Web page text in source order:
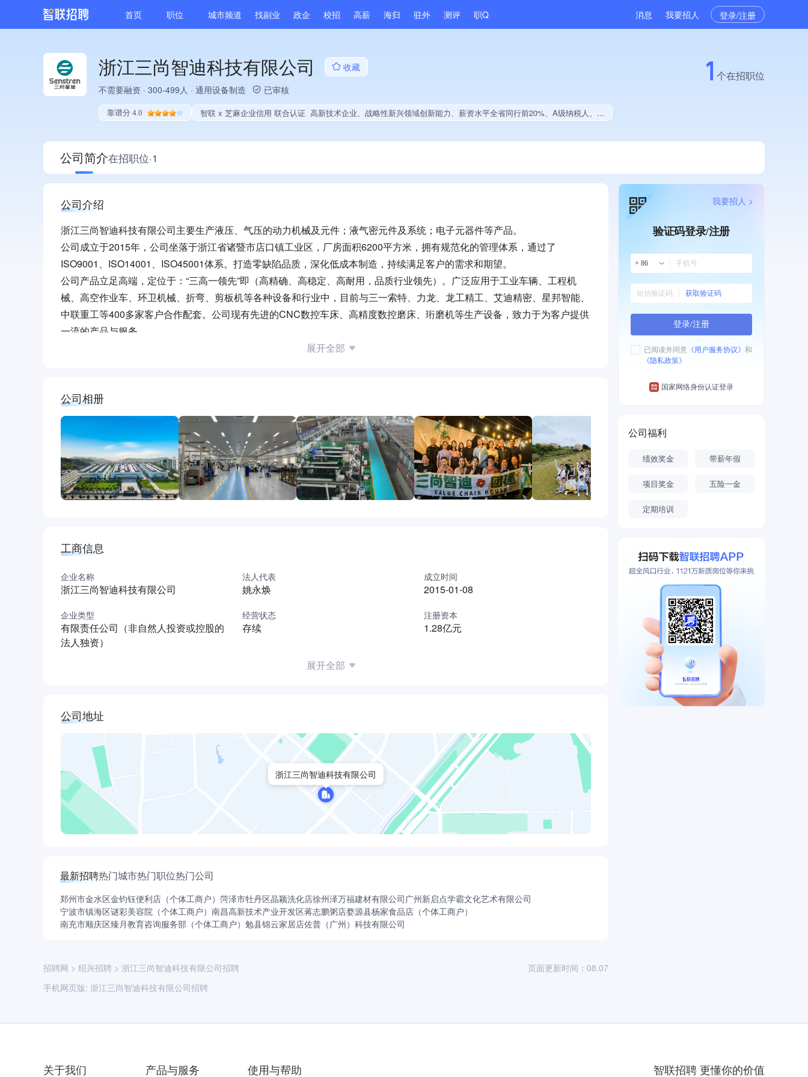
首页 职位 城市频道 找副业 政企 校招 高薪 海归 驻外 测评 职Q 消息 我要招人 登录/注册
浙江三尚智迪科技有限公司
收藏
不需要融资 · 300-499人 · 通用设备制造 已审核
靠谱分 4.0 智联 x 芝麻企业信用 联合认证 高新技术企业、战略性新兴领域创新能力、薪资水平全省同行前20%、A级纳税人、多产业布局、拥有节能环保技术、拥有发明专利、专利授权量同领域前100、技术布局行业领先、经营年限全国同行前10%、权威管理体系认证、创新型中小企业、大学生就业贡献、拥有绿色资质
1 个在招职位
公司简介在招职位·1
公司介绍
浙江三尚智迪科技有限公司主要生产液压、气压的动力机械及元件；液气密元件及系统；电子元器件等产品。
公司成立于2015年，公司坐落于浙江省诸暨市店口镇工业区，厂房面积6200平方米，拥有规范化的管理体系，通过了
ISO9001、ISO14001、ISO45001体系。打造零缺陷品质，深化低成本制造，持续满足客户的需求和期望。
公司产品立足高端，定位于：“三高一领先”即（高精确、高稳定、高耐用，品质行业领先）。广泛应用于工业车辆、工程机
械、高空作业车、环卫机械、折弯、剪板机等各种设备和行业中，目前与三一索特、力龙、龙工精工、艾迪精密、星邦智能、
中联重工等400多家客户合作配套。公司现有先进的CNC数控车床、高精度数控磨床、珩磨机等生产设备，致力于为客户提供
一流的产品与服务。
公司以“为顾客创造价值，持续满足员工物质财富和精神财富的同时，使企业持续发展。”为使命，秉承“诚信、尊重、专业”的
展开全部
公司相册
工商信息
企业名称
浙江三尚智迪科技有限公司
法人代表
姚永焕
成立时间
2015-01-08
企业类型
有限责任公司（非自然人投资或控股的
法人独资）
经营状态
存续
注册资本
1.28亿元
展开全部
公司地址
浙江三尚智迪科技有限公司
最新招聘热门城市热门职位热门公司
郑州市金水区金钧钰便利店（个体工商户） 菏泽市牡丹区晶颖洗化店徐州泽万福建材有限公司广州新启点学霸文化艺术有限公司
宁波市镇海区谜彩美容院（个体工商户） 南昌高新技术产业开发区蒋志鹏粥店婺源县杨家食品店（个体工商户）
南充市顺庆区臻月教育咨询服务部（个体工商户） 勉县锦云家居店佐普（广州）科技有限公司
招聘网 > 绍兴招聘 > 浙江三尚智迪科技有限公司招聘
手机网页版: 浙江三尚智迪科技有限公司招聘
页面更新时间：08.07
验证码登录/注册
+ 86
获取验证码
登录/注册
已阅读并同意 《用户服务协议》 和
《隐私政策》
国家网络身份认证登录
我要招人 >
公司福利
绩效奖金 带薪年假
项目奖金 五险一金
定期培训
关于我们 产品与服务 使用与帮助 智联招聘 更懂你的价值